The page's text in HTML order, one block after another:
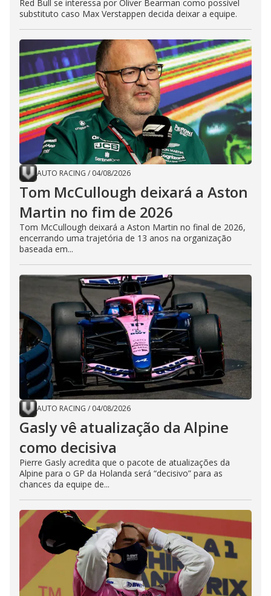
Red Bull se interessa por Oliver Bearman como possível
substituto caso Max Verstappen decida deixar a equipe.
AUTO RACING / 04/08/2026
Tom McCullough deixará a Aston
Martin no fim de 2026
Tom McCullough deixará a Aston Martin no final de 2026,
encerrando uma trajetória de 13 anos na organização
baseada em...
AUTO RACING / 04/08/2026
Gasly vê atualização da Alpine
como decisiva
Pierre Gasly acredita que o pacote de atualizações da
Alpine para o GP da Holanda será “decisivo” para as
chances da equipe de...